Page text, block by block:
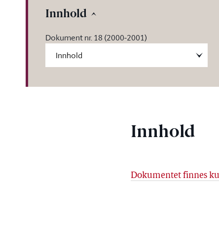
Innhold
Dokument nr. 18 (2000-2001)
Innhold
Dokumentet finnes